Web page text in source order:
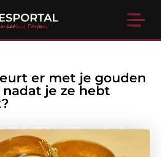
er met je gouden
je ze hebt